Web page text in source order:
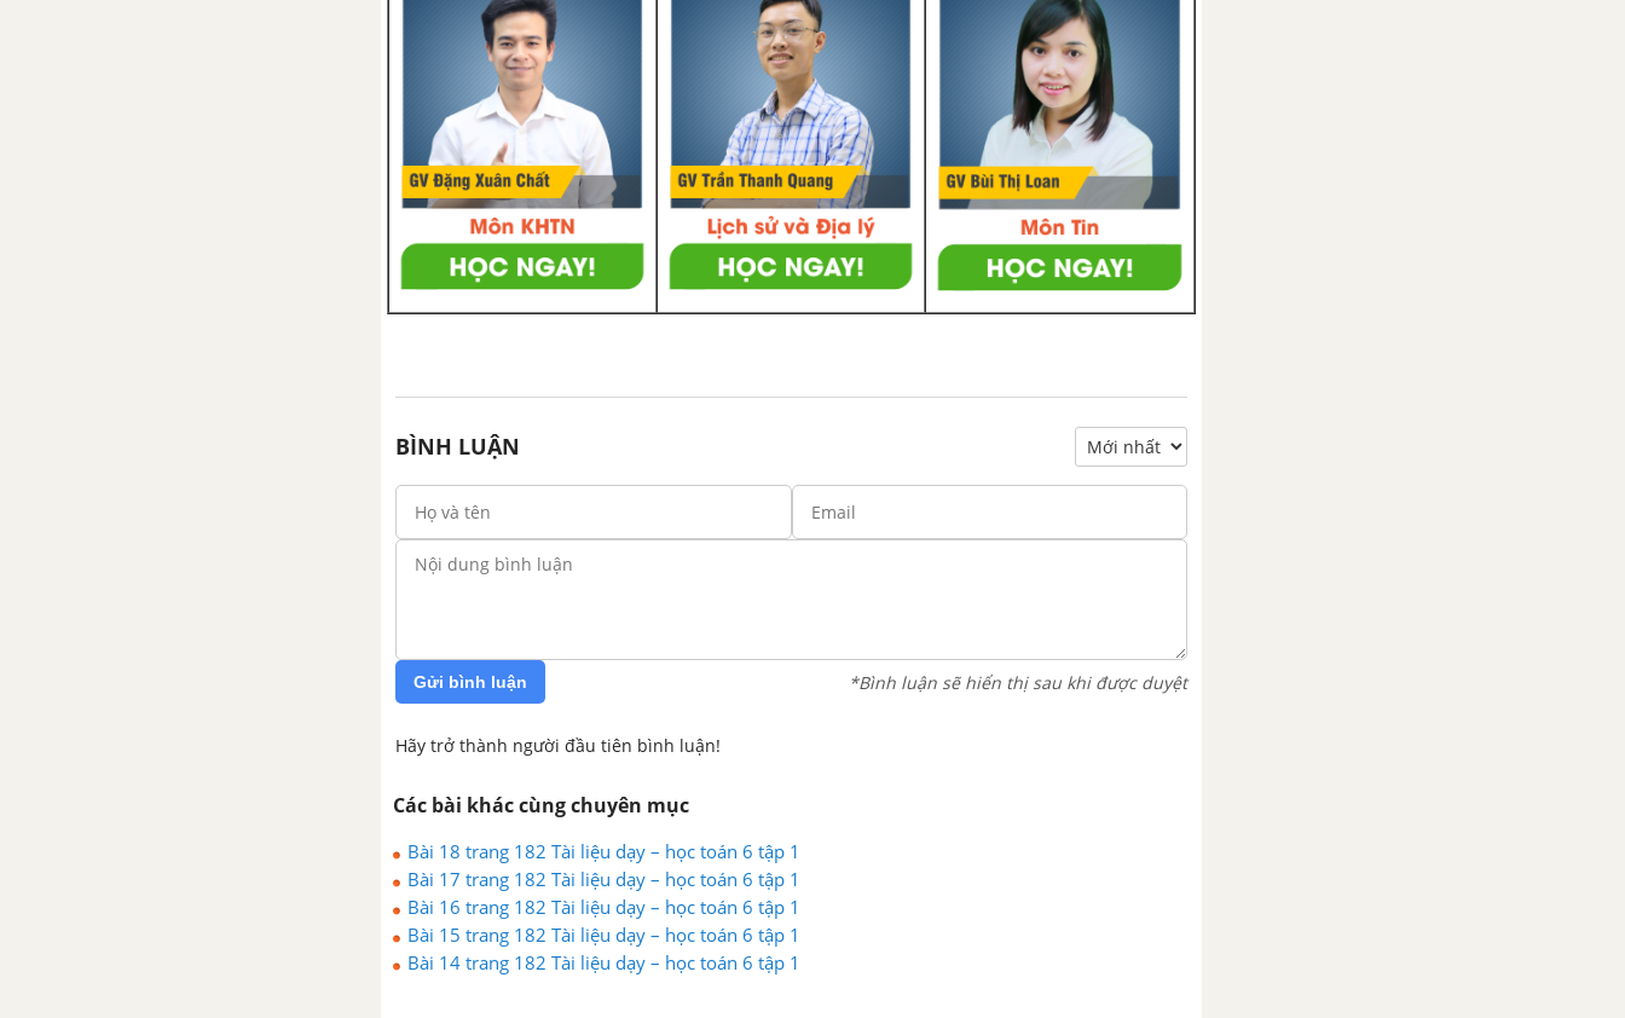
BÌNH LUẬN
Gửi bình luận *Bình luận sẽ hiển thị sau khi được duyệt
Hãy trở thành người đầu tiên bình luận!
Các bài khác cùng chuyên mục
Bài 18 trang 182 Tài liệu dạy – học toán 6 tập 1
Bài 17 trang 182 Tài liệu dạy – học toán 6 tập 1
Bài 16 trang 182 Tài liệu dạy – học toán 6 tập 1
Bài 15 trang 182 Tài liệu dạy – học toán 6 tập 1
Bài 14 trang 182 Tài liệu dạy – học toán 6 tập 1